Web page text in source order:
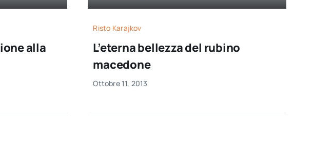
alla
Risto Karajkov
L’eterna bellezza del rubino
macedone
Ottobre 11, 2013